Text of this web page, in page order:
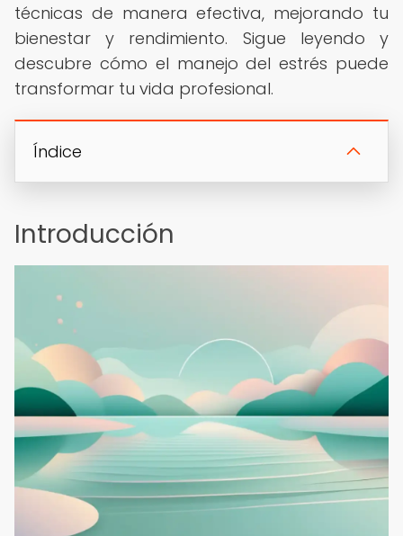
técnicas de manera efectiva, mejorando tu
bienestar y rendimiento. Sigue leyendo y
descubre cómo el manejo del estrés puede
transformar tu vida profesional.
Índice
Introducción